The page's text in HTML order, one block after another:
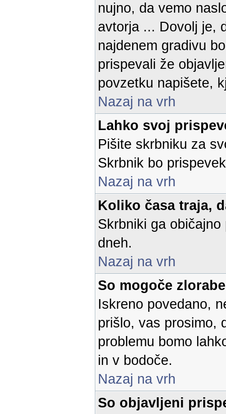
nujno, da vemo
avtorja ... Dovolj je,
najdenem gradivu
prispevali že
povzetku napišete,
Nazaj na vrh
Lahko svoj
Pišite skrbniku za
Skrbnik bo
Nazaj na vrh
Koliko časa traja,
Skrbniki ga
dneh.
Nazaj na vrh
So mogoče
Iskreno povedano,
prišlo, vas prosimo,
problemu bomo
in v bodoče.
Nazaj na vrh
So objavljeni